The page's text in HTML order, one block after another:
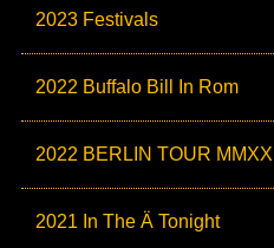
2023 Festivals
2022 Buffalo Bill In Rom
2022 BERLIN TOUR MMXXII
2021 In The Ä Tonight